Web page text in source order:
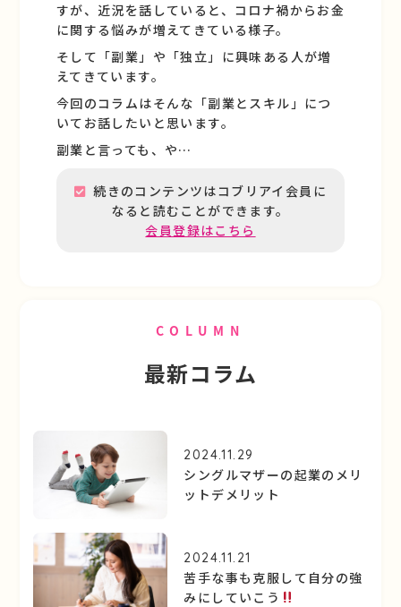
すが、近況を話していると、コロナ禍からお金
に関する悩みが増えてきている様子。
そして「副業」や「独立」に興味ある人が増
えてきています。
今回のコラムはそんな「副業とスキル」につ
いてお話したいと思います。
副業と言っても、や…
続きのコンテンツはコブリアイ会員に
なると読むことができます。
会員登録はこちら
COLUMN
最新コラム
2024.11.29
シングルマザーの起業のメリ
ットデメリット
2024.11.21
苦手な事も克服して自分の強
みにしていこう